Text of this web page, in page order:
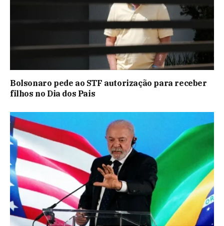
Bolsonaro pede ao STF autorização para receber
filhos no Dia dos Pais